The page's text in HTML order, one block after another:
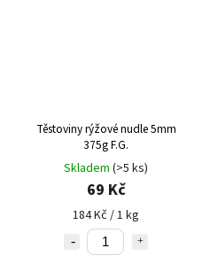
Těstoviny rýžové nudle 5mm
375g F.G.
Skladem (>5 ks)
69 Kč
184 Kč / 1 kg